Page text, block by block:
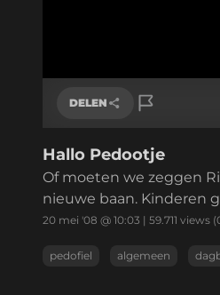
tijd
DELEN
Link kopiëren
Hallo Pedootje
Of moeten we zeggen
nieuwe baan. Kinderen
20 mei '08 @ 10:03 | 59.711 views
pedofiel algemeen